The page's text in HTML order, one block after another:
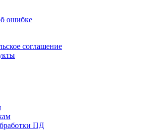
ошибке
соглашение
ПД